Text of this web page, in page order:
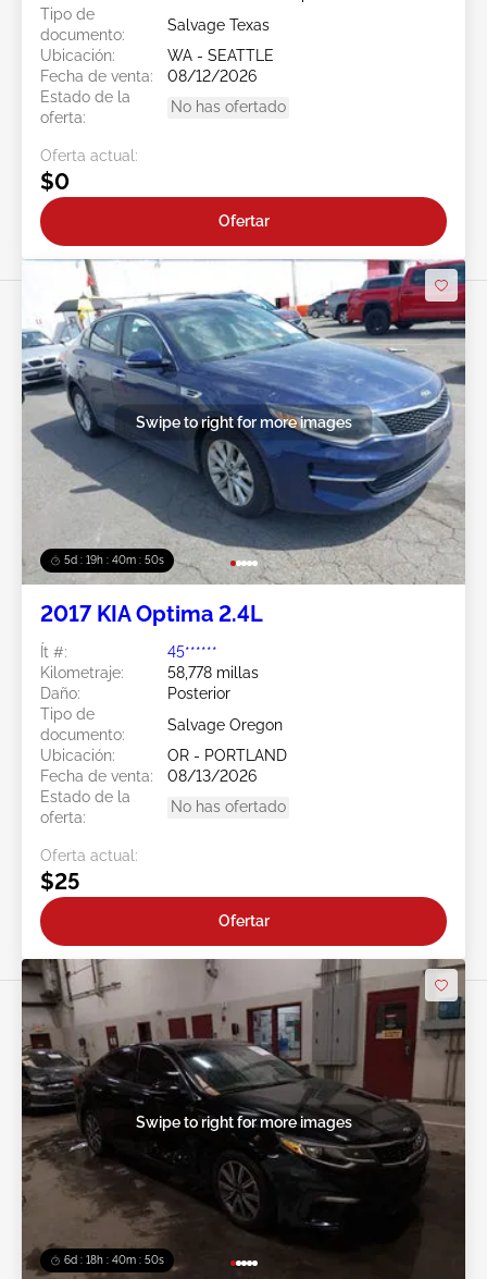
Tipo de
documento:
Salvage Texas
Ubicación:
WA - SEATTLE
Fecha de venta:
08/12/2026
Estado de la
oferta:
No has ofertado
Oferta actual:
$0
Ofertar
5d : 19h : 40m : 47s
Swipe to right for more images
2017 KIA Optima 2.4L
Ít #:
45******
Kilometraje:
58,778 millas
Daño:
Posterior
Tipo de
documento:
Salvage Oregon
Ubicación:
OR - PORTLAND
Fecha de venta:
08/13/2026
Estado de la
oferta:
No has ofertado
Oferta actual:
$25
Ofertar
6d : 18h : 40m : 47s
Swipe to right for more images